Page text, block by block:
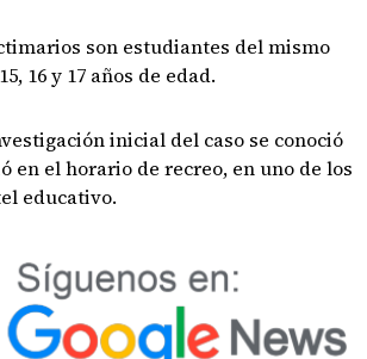
son estudiantes del mismo
16 y 17 años de edad.
inicial del caso se conoció
en el horario de recreo, en uno de los
educativo.